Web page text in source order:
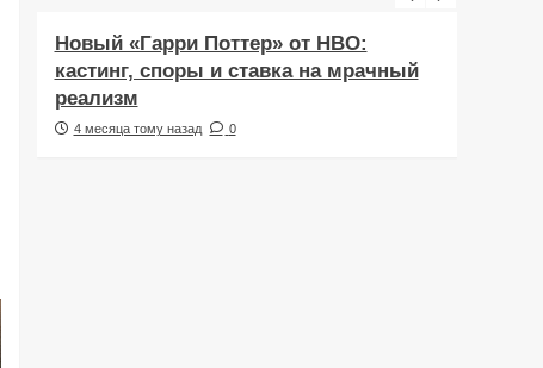
Новый «Гарри Поттер» от HBO:
кастинг, споры и ставка на мрачный
реализм
4 месяца тому назад 0